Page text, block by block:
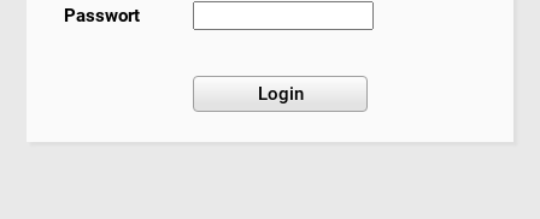
Passwort